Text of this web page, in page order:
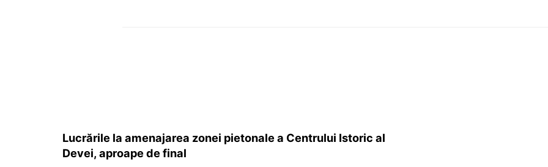
Lucrările la amenajarea zonei pietonale a Centrului Istoric al
Devei, aproape de final